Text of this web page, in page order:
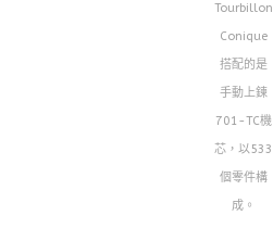
Tourbillon
Conique
搭配的是
手動上鍊
701-TC機
芯，以533
個零件構
成。